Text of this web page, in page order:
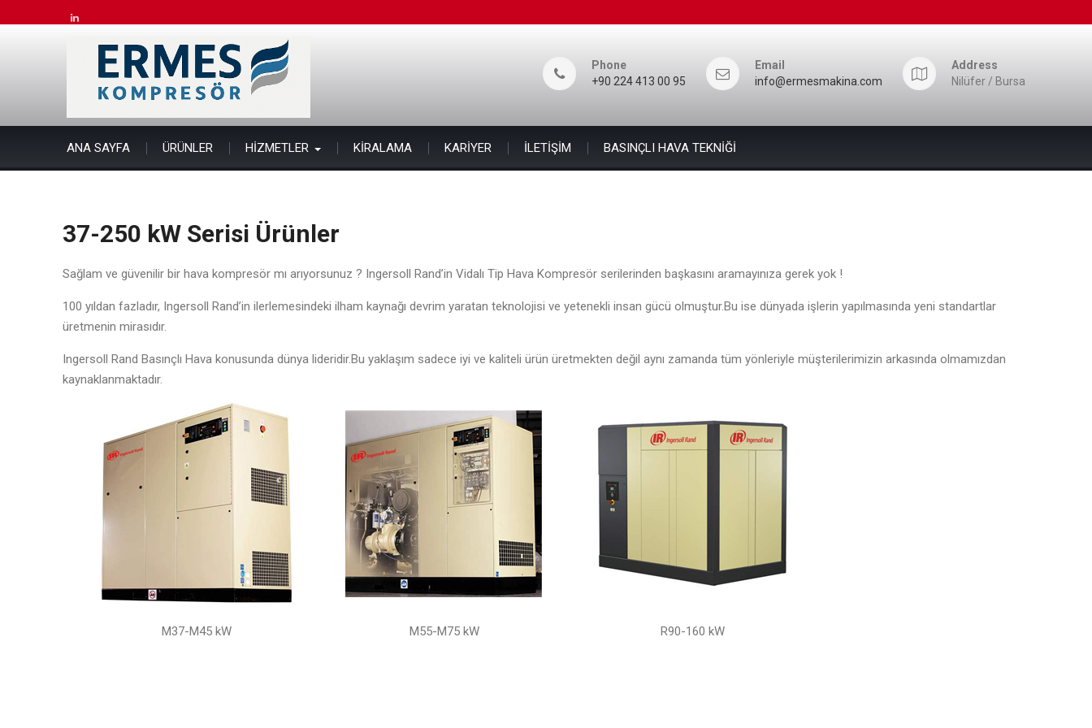
to
Phone
+90 224 413 00 95
Email
info@ermesmakina.com
Address
Nilüfer / Bursa
ANA SAYFA ÜRÜNLER HİZMETLER KİRALAMA KARİYER İLETİŞİM BASINÇLI HAVA TEKNİĞİ
37-250 kW Serisi Ürünler
Sağlam ve güvenilir bir hava kompresör mı arıyorsunuz ? Ingersoll Rand’in Vidalı Tip Hava Kompresör serilerinden başkasını aramayınıza gerek yok !
100 yıldan fazladır, Ingersoll Rand’in ilerlemesindeki ilham kaynağı devrim yaratan teknolojisi ve yetenekli insan gücü olmuştur.Bu ise dünyada işlerin yapılmasında yeni standartlar
üretmenin mirasıdır.
Ingersoll Rand Basınçlı Hava konusunda dünya lideridir.Bu yaklaşım sadece iyi ve kaliteli ürün üretmekten değil aynı zamanda tüm yönleriyle müşterilerimizin arkasında olmamızdan
kaynaklanmaktadır.
M37-M45 kW M55-M75 kW R90-160 kW